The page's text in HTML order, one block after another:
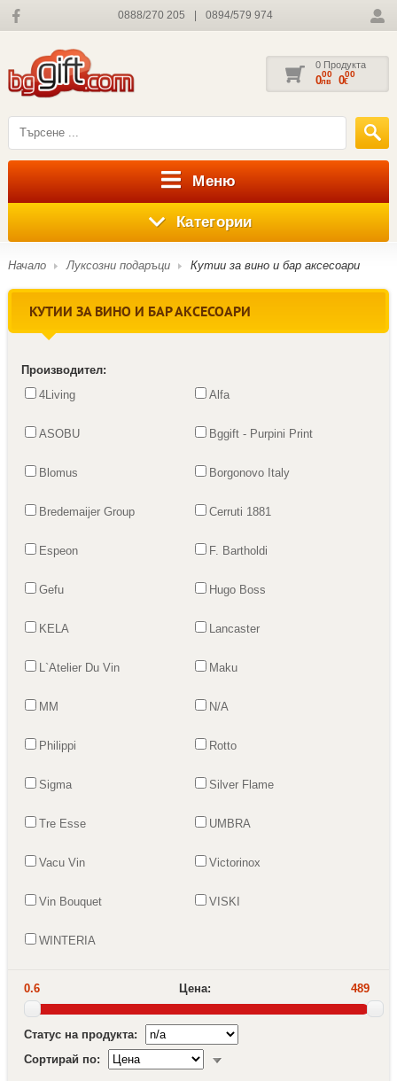
0888/270 205 0894/579 974
0 Продукта
000
лв 000
€
Меню
Категории
Начало Луксозни подаръци Кутии за вино и бар аксесоари
КУТИИ ЗА ВИНО И БАР АКСЕСОАРИ
Производител:
4Living
Alfa
ASOBU Bggift - Purpini Print
Blomus Borgonovo Italy
Bredemaijer Group Cerruti 1881
Espeon F. Bartholdi
Gefu Hugo Boss
KELA Lancaster
L`Atelier Du Vin Maku
MM N/A
Philippi Rotto
Sigma Silver Flame
Tre Esse UMBRA
Vacu Vin Victorinox
Vin Bouquet VISKI
WINTERIA
0.6 Цена: 489
Статус на продукта:
Сортирай по: